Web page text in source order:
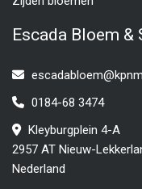
Escada Bloem &
0184-68 3474
Kleyburgplein 4-A
2957 AT Nieuw-
Nederland